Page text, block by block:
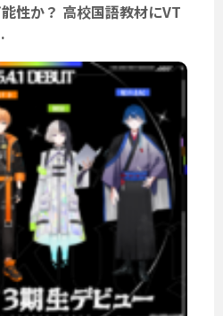
性か？ 高校国語教材にVT